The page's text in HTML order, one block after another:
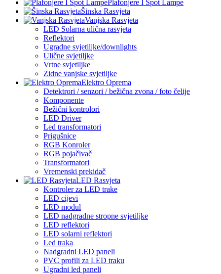
Plafonjere I Spot Lampe
Šinska Rasvjeta
Vanjska Rasvjeta
LED Solarna ulična rasvjeta
Reflektori
Ugradne svjetiljke/downlights
Ulične svjetiljke
Vrtne svjetiljke
Zidne vanjske svjetiljke
Elektro Oprema
Detektrori / senzori / bežična zvona / foto čelije
Komponente
Bežični kontrolori
LED Driver
Led transformatori
Prigušnice
RGB Konroler
RGB pojačivač
Transformatori
Vremenski prekidač
LED Rasvjeta
Kontroler za LED trake
LED cijevi
LED modul
LED nadgradne stropne svjetiljke
LED reflektori
LED solarni reflektori
Led traka
Nadgradni LED paneli
PVC profili za LED traku
Ugradni led paneli